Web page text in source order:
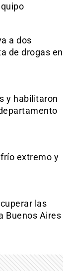
a dos
de drogas en
y habilitaron
extremo y
las
Buenos Aires